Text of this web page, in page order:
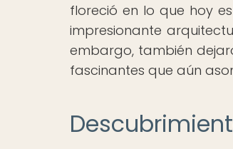
floreció en lo que hoy
impresionante
embargo, también
fascinantes que aún